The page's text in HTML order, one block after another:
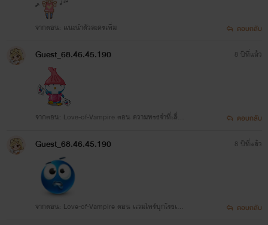
- เรื่องนิยาย สมองไรท์ไม่ค่อยจะทำ
งานหน่ะค่ะ อีกอย่างไรท์เป็นโรคง่าย
ถ้าเป็นเเล้วก็ว่าจะหายก็เป็นเดือน
เเฮะๆ
สถานะของไรท์??
จากตอน: เเนะนำตัวละครเพิ่ม ตอบกลับ
Guest_68.46.45.190
จากตอน: Love-of-Vampire ตอน ความทรงจำที่เลื่อ
8 ปีที่แล้ว
ตอบกลับ
Guest_68.46.45.190
จากตอน: Love-of-Vampire ตอน เเวมไพร์บุกโรงเรี
8 ปีที่แล้ว
ตอบกลับ